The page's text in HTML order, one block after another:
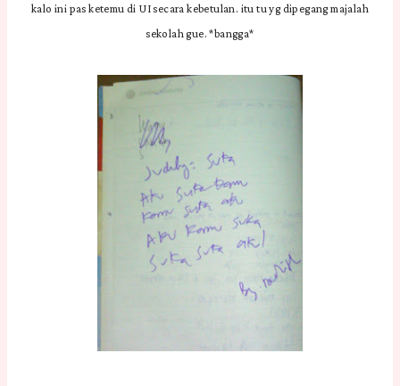
kalo ini pas ketemu di UI secara kebetulan. itu tu yg dipegang majalah
sekolah gue. *bangga*